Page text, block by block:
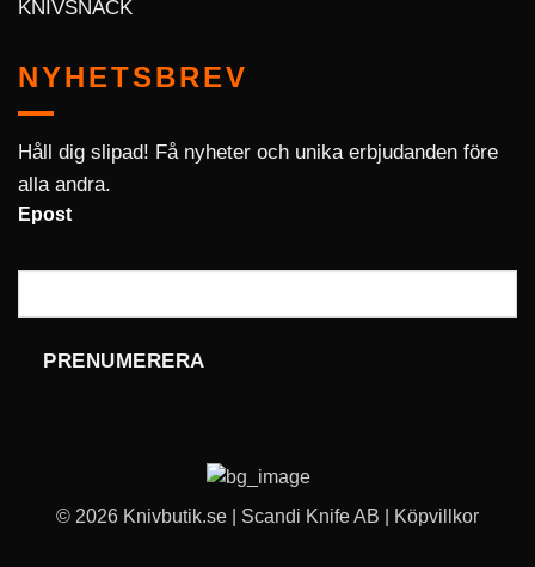
KNIVSNACK
NYHETSBREV
Håll dig slipad! Få nyheter och unika erbjudanden före
alla andra.
Epost
PRENUMERERA
© 2026 Knivbutik.se | Scandi Knife AB | Köpvillkor